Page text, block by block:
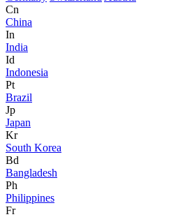
Cn
China
In
India
Id
Indonesia
Pt
Brazil
Jp
Japan
Kr
South Korea
Bd
Bangladesh
Ph
Philippines
Fr